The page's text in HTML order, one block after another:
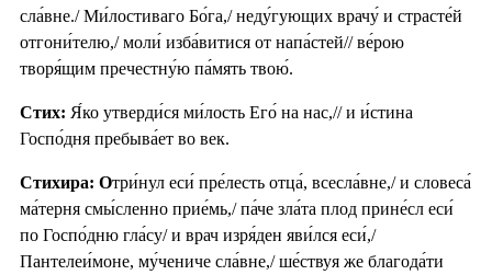
сла́вне./ Ми́лостиваго Бо́га,/ неду́гующих врачу́ и страсте́й
отгони́телю,/ моли́ изба́витися от напа́стей// ве́рою
творя́щим пречестну́ю па́мять твою́.
Стих: Я́ко утверди́ся ми́лость Его́ на нас,// и и́стина
Госпо́дня пребыва́ет во век.
Стихира: Отри́нул еси́ пре́лесть отца́, всесла́вне,/ и словеса́
ма́терня смы́сленно прие́мь,/ па́че зла́та плод прине́сл еси́
по Госпо́дню гла́су/ и врач изря́ден яви́лся еси́,/
Пантелеи́моне, му́чениче сла́вне,/ ше́ствуя же благода́ти